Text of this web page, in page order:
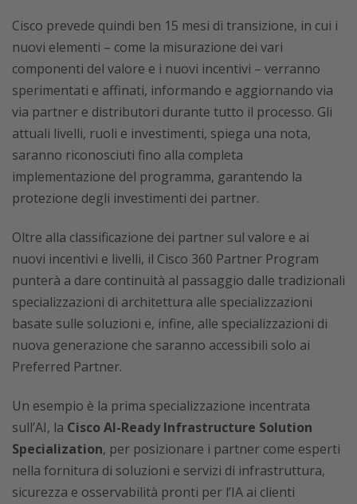
Cisco prevede quindi ben 15 mesi di transizione, in cui i
nuovi elementi – come la misurazione dei vari
componenti del valore e i nuovi incentivi – verranno
sperimentati e affinati, informando e aggiornando via
via partner e distributori durante tutto il processo. Gli
attuali livelli, ruoli e investimenti, spiega una nota,
saranno riconosciuti fino alla completa
implementazione del programma, garantendo la
protezione degli investimenti dei partner.
Oltre alla classificazione dei partner sul valore e ai
nuovi incentivi e livelli, il Cisco 360 Partner Program
punterà a dare continuità al passaggio dalle tradizionali
specializzazioni di architettura alle specializzazioni
basate sulle soluzioni e, infine, alle specializzazioni di
nuova generazione che saranno accessibili solo ai
Preferred Partner.
Un esempio è la prima specializzazione incentrata
sull’AI, la Cisco AI-Ready Infrastructure Solution
Specialization, per posizionare i partner come esperti
nella fornitura di soluzioni e servizi di infrastruttura,
sicurezza e osservabilità pronti per l’IA ai clienti